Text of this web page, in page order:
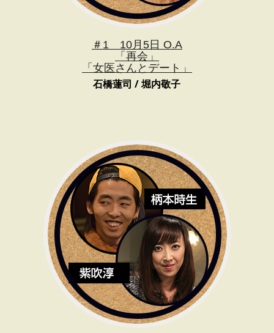
＃1 10月5日 O.A
「再会」
「女医さんとデート」
石橋蓮司 / 堀内敬子